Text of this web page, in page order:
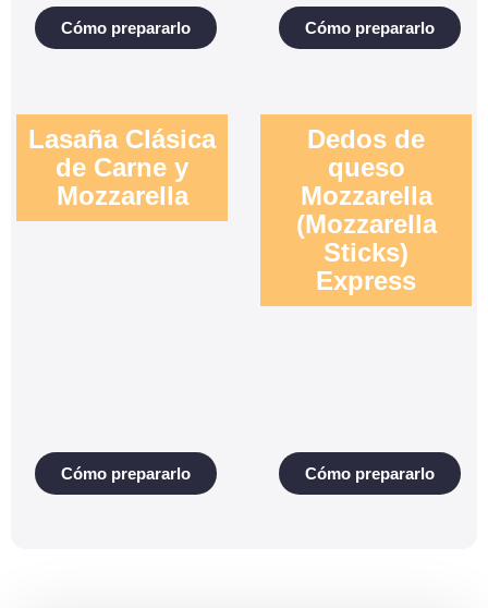
Cómo prepararlo Cómo prepararlo
Lasaña Clásica
de Carne y
Mozzarella
Cómo prepararlo
Dedos de
queso
Mozzarella
(Mozzarella
Sticks)
Express
Cómo prepararlo